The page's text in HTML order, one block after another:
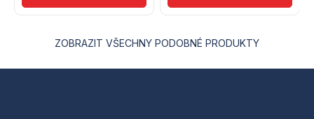
ZOBRAZIT VŠECHNY PODOBNÉ PRODUKTY